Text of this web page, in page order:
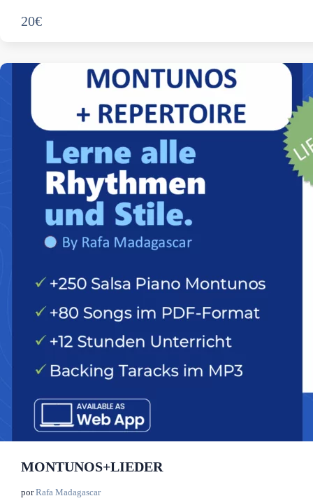
20€
MONTUNOS+LIEDER
porRafa Madagascar